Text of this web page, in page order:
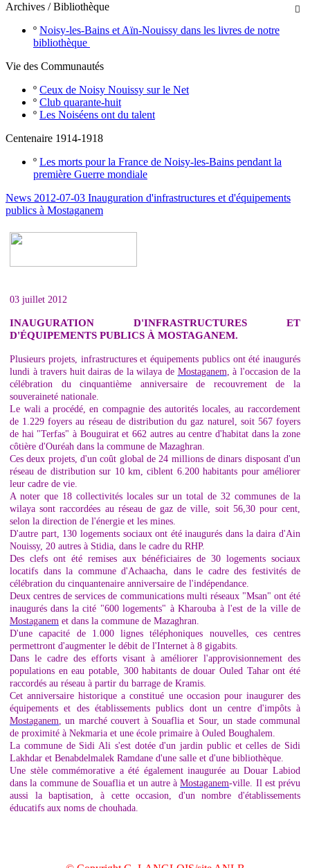

Archives / Bibliothèque
º Noisy-les-Bains et Aïn-Nouissy dans les livres de notre
bibliothèque
Vie des Communautés
º Ceux de Noisy Nouissy sur le Net
º Club quarante-huit
º Les Noiséens ont du talent
Centenaire 1914-1918
º Les morts pour la France de Noisy-les-Bains pendant la
première Guerre mondiale
News 2012-07-03 Inauguration d'infrastructures et d'équipements
publics à Mostaganem
03 juillet 2012
INAUGURATION D'INFRASTRUCTURES ET
D'ÉQUIPEMENTS PUBLICS À MOSTAGANEM.
Plusieurs projets, infrastructures et équipements publics ont été inaugurés
lundi à travers huit dairas de la wilaya de Mostaganem, à l'occasion de la
célébration du cinquantième anniversaire de recouvrement de la
souveraineté nationale.
Le wali a procédé, en compagnie des autorités locales, au raccordement
de 1.229 foyers au réseau de distribution du gaz naturel, soit 567 foyers
de hai "Terfas" à Bouguirat et 662 autres au centre d'habitat dans la zone
côtière d'Ouréah dans la commune de Mazaghran.
Ces deux projets, d'un coût global de 24 millions de dinars disposant d'un
réseau de distribution sur 10 km, ciblent 6.200 habitants pour améliorer
leur cadre de vie.
A noter que 18 collectivités locales sur un total de 32 communes de la
wilaya sont raccordées au réseau de gaz de ville, soit 56,30 pour cent,
selon la direction de l'énergie et les mines.
D'autre part, 130 logements sociaux ont été inaugurés dans la daira d'Ain
Nouissy, 20 autres à Stidia, dans le cadre du RHP.
Des clefs ont été remises aux bénéficiaires de 30 logements sociaux
locatifs dans la commune d'Achaacha, dans le cadre des festivités de
célébration du cinquantenaire anniversaire de l'indépendance.
Deux centres de services de communications multi réseaux "Msan" ont été
inaugurés dans la cité "600 logements" à Kharouba à l'est de la ville de
Mostaganem et dans la commune de Mazaghran.
D'une capacité de 1.000 lignes téléphoniques nouvelles, ces centres
permettront d'augmenter le débit de l'Internet à 8 gigabits.
Dans le cadre des efforts visant à améliorer l'approvisionnement des
populations en eau potable, 300 habitants de douar Ouled Tahar ont été
raccordés au réseau à partir du barrage de Kramis.
Cet anniversaire historique a constitué une occasion pour inaugurer des
équipements et des établissements publics dont un centre d'impôts à
Mostaganem, un marché couvert à Souaflia et Sour, un stade communal
de proximité à Nekmaria et une école primaire à Ouled Boughalem.
La commune de Sidi Ali s'est dotée d'un jardin public et celles de Sidi
Lakhdar et Benabdelmalek Ramdane d'une salle et d'une bibliothèque.
Une stèle commémorative a été également inaugurée au Douar Labiod
dans la commune de Souaflia et un autre àMostaganem-ville. Il est prévu
aussi la baptisation, à cette occasion, d'un nombre d'établissements
éducatifs aux noms de chouhada.